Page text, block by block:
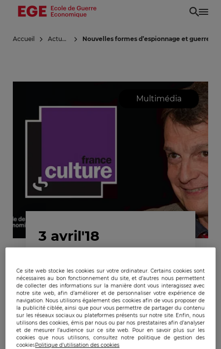
Aller
principal
Accueil Actualités Nouvelles formes d’espionnage et guerre
3 avril'18
Nouvelles formes
d’espionnage et guerre
économique avec
Christian Harbulot sur
France Culture
Multimédia
Ce site web stocke les cookies sur votre ordinateur. Certains cookies sont
nécessaires au bon fonctionnement du site, et d’autres nous permettent
de collecter des informations sur la manière dont vous interagissez avec
notre site web, afin d’améliorer et de personnaliser votre expérience de
navigation. Nous utilisons également des cookies afin de vous proposer de
la publicité ciblée, ainsi que pour vous permettre de partager du contenu
sur les réseaux sociaux ou plateformes présents sur notre site. Enfin, nous
utilisons des cookies, émis par nous ou par nos prestataires afin d’analyser
et de mesurer l’audience sur ce site web. Pour en savoir plus sur les
cookies que nous utilisons, consultez notre politique de gestion des
cookiesPolitique d'utilisation des cookies